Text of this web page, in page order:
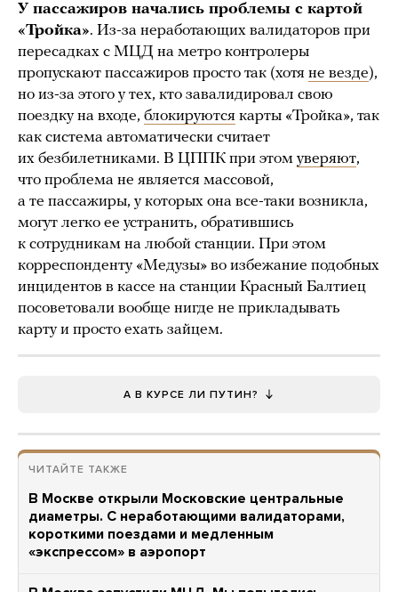
У пассажиров начались проблемы с картой
«Тройка». Из-за неработающих валидаторов при
пересадках с МЦД на метро контролеры
пропускают пассажиров просто так (хотя не везде),
но из-за этого у тех, кто завалидировал свою
поездку на входе, блокируются карты «Тройка», так
как система автоматически считает
их безбилетниками. В ЦППК при этом уверяют,
что проблема не является массовой,
а те пассажиры, у которых она все-таки возникла,
могут легко ее устранить, обратившись
к сотрудникам на любой станции. При этом
корреспонденту «Медузы» во избежание подобных
инцидентов в кассе на станции Красный Балтиец
посоветовали вообще нигде не прикладывать
карту и просто ехать зайцем.
А В КУРСЕ ЛИ ПУТИН?
ЧИТАЙТЕ ТАКЖЕ
В Москве открыли Московские центральные
диаметры. С неработающими валидаторами,
короткими поездами и медленным
«экспрессом» в аэропорт